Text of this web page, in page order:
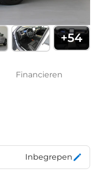
+54
Financieren
Inbegrepen